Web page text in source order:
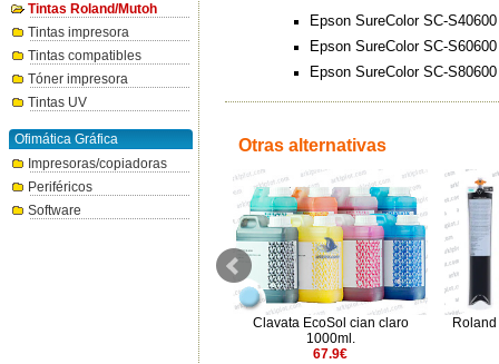
Tintas Roland/Mutoh
Tintas impresora
Tintas compatibles
Tóner impresora
Tintas UV
Ofimática Gráfica
Impresoras/copiadoras
Periféricos
Software
Epson SureColor SC-
Epson SureColor SC-
Epson SureColor SC-
Otras alternativas
Roland TrueVIS TR2 verde
Clavata EcoSol cian claro
1000ml.
67.9€